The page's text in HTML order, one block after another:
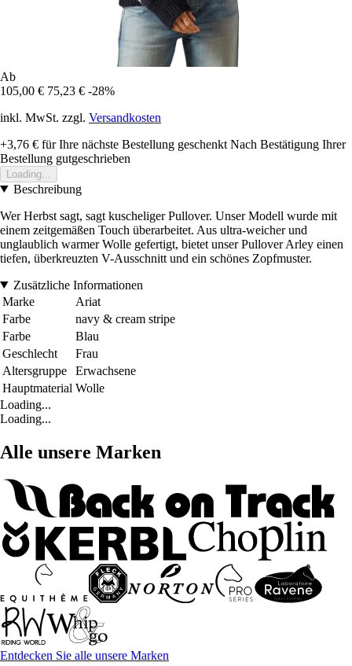
Ab
105,00 € 75,23 € -28%
inkl. MwSt. zzgl. Versandkosten
+3,76 € für Ihre nächste Bestellung geschenkt Nach Bestätigung Ihrer
Bestellung gutgeschrieben
Loading...
Beschreibung
Wer Herbst sagt, sagt kuscheliger Pullover. Unser Modell wurde mit
einem zeitgemäßen Touch überarbeitet. Aus ultra-weicher und
unglaublich warmer Wolle gefertigt, bietet unser Pullover Arley einen
tiefen, überkreuzten V-Ausschnitt und ein schönes Zopfmuster.
Zusätzliche Informationen
Marke
Ariat
Farbe
navy & cream stripe
Farbe
Blau
Geschlecht
Frau
Altersgruppe
Erwachsene
Hauptmaterial Wolle
Loading...
Loading...
Alle unsere Marken
Entdecken Sie alle unsere Marken